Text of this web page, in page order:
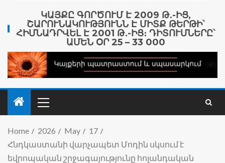
ԿԱՅՔԸ ԳՈՐԾՈՒՄ Է 2009 Թ․-ԻՑ,
ՇԱՐՈՒՆԱԿՈՒԹՅՈՒՆՆ Է ՄԻՏՔ ԹԵՐԹԻ՝
ՀԻՄՆԱԴՐՎԵԼ Է 2001 Թ․-ԻՑ։ ԴԻՏՈՒՄՆԵՐԸ՝
ԱՄԵՆ ՕՐ 25 – 33 000
Home 2026 May
17
Հնդկաստանի վարչապետ Մոդին սկսում է
եվրոպական շրջագայությունը հոլանդական